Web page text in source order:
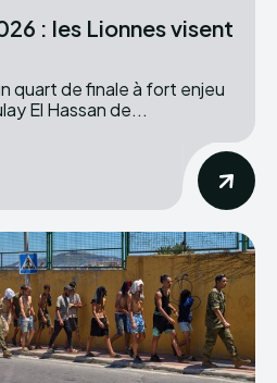
: les Lionnes visent
quart de finale à fort enjeu
El Hassan de...